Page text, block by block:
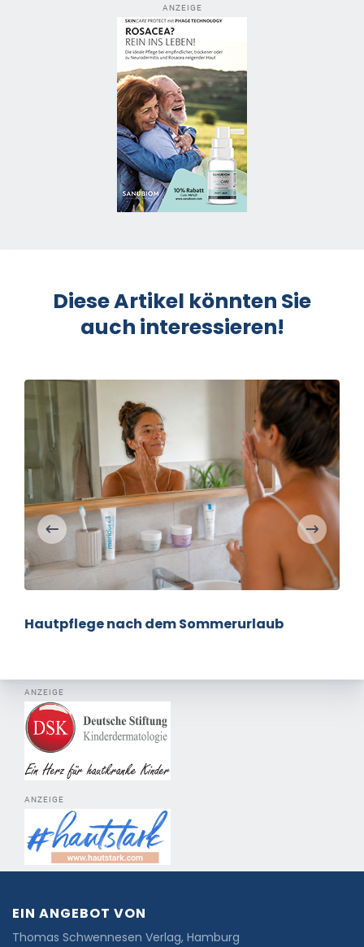
ANZEIGE
Diese Artikel könnten Sie
auch interessieren!
Hautpflege nach dem Sommerurlaub
ANZEIGE
ANZEIGE
EIN ANGEBOT VON
Thomas Schwennesen Verlag, Hamburg